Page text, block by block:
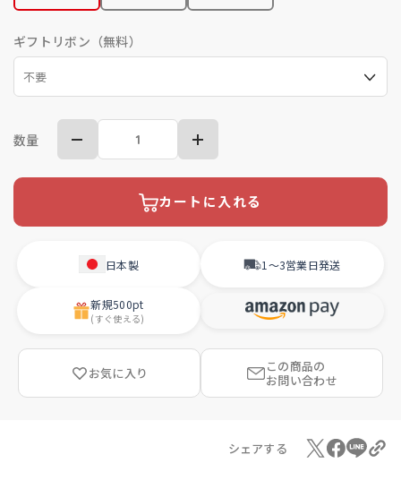
ギフトリボン（無料）
数量
カートに入れる
日本製 1〜3営業日発送
新規500pt
(すぐ使える)
お気に入り
この商品の
お問い合わせ
シェアする